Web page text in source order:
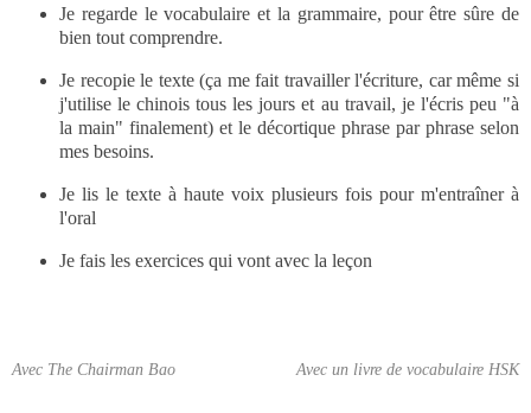
Je regarde le vocabulaire et la grammaire, pour être sûre de
bien tout comprendre.
Je recopie le texte (ça me fait travailler l'écriture, car même si
j'utilise le chinois tous les jours et au travail, je l'écris peu "à
la main" finalement) et le décortique phrase par phrase selon
mes besoins.
Je lis le texte à haute voix plusieurs fois pour m'entraîner à
l'oral
Je fais les exercices qui vont avec la leçon
Avec The Chairman Bao Avec un livre de vocabulaire HSK